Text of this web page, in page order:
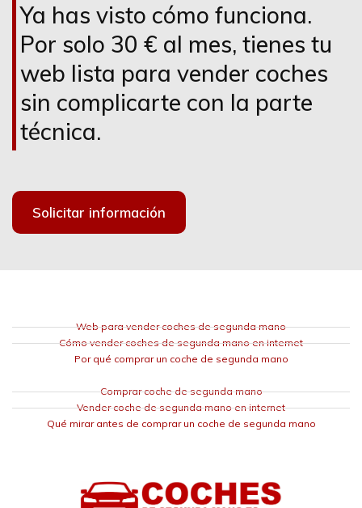
Ya has visto cómo funciona.
Por solo 30 € al mes, tienes tu
web lista para vender coches
sin complicarte con la parte
técnica.
Solicitar información
Web para vender coches de segunda mano
Cómo vender coches de segunda mano en internet
Por qué comprar un coche de segunda mano
Comprar coche de segunda mano
Vender coche de segunda mano en internet
Qué mirar antes de comprar un coche de segunda mano